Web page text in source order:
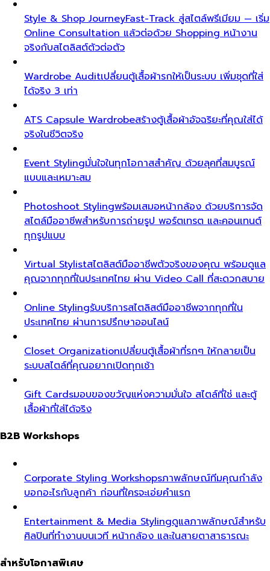
Style & Shop JourneyFast-Track สู่สไตล์พรีเมียม — เริ่ม
Online Consultation แล้วต่อด้วย Shopping หน้างาน
จริงกับสไตลิสต์ตัวต่อตัว
Wardrobe Auditเปลี่ยนตู้เสื้อผ้ารกให้เป็นระบบ เพิ่มชุดที่ใส่
ได้จริง 3 เท่า
ATS Capsule Wardrobeสร้างตู้เสื้อผ้าอัจฉริยะที่คุณใส่ได้
จริงในชีวิตจริง
Event Stylingมั่นใจในทุกโอกาสสำคัญ ด้วยลุคที่สมบูรณ์
แบบและเหมาะสม
Photoshoot Stylingพร้อมเสมอหน้ากล้อง ด้วยบริการจัด
สไตล์มืออาชีพสำหรับการถ่ายรูป พอร์ตเทรต และคอนเทนต์
ทุกรูปแบบ
Virtual Stylistสไตลิสต์มืออาชีพตัวจริงของคุณ พร้อมดูแล
คุณจากทุกที่ในประเทศไทย ผ่าน Video Call ที่สะดวกสบาย
Online Stylingรับบริการสไตลิสต์มืออาชีพจากทุกที่ใน
ประเทศไทย ผ่านการปรึกษาออนไลน์
Closet Organizationเปลี่ยนตู้เสื้อผ้าที่รกๆ ให้กลายเป็น
ระบบสไตล์ที่คุณอยากเปิดทุกเช้า
Gift Cardsมอบของขวัญแห่งความมั่นใจ สไตล์ที่ใช่ และตู้
เสื้อผ้าที่ใส่ได้จริง
B2B Workshops
Corporate Styling Workshopsภาพลักษณ์ทีมคุณกำลัง
บอกอะไรกับลูกค้า ก่อนที่ใครจะเอ่ยคำแรก
Entertainment & Media Stylingดูแลภาพลักษณ์สำหรับ
ศิลปินที่ทำงานบนเวที หน้ากล้อง และในสายตาสาธารณะ
สำหรับโอกาสพิเศษ